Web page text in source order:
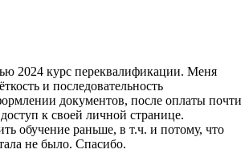
2024 курс переквалификации. Меня
и последовательность
документов, после оплаты почти
к своей личной странице.
обучение раньше, в т.ч. и потому, что
не было. Спасибо.